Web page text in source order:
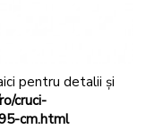
pentru detalii și
cruci-
cm.html